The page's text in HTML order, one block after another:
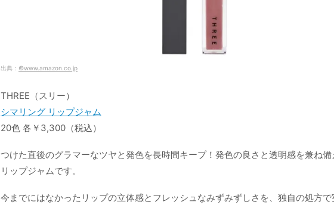
出典： ©www.amazon.co.jp
THREE（スリー）
シマリング リップジャム
20色 各￥3,300（税込）
つけた直後のグラマーなツヤと発色を長時間キープ！発色の良さと透明感を兼ね
リップジャムです。
今までにはなかったリップの立体感とフレッシュなみずみずしさを、独自の処方で